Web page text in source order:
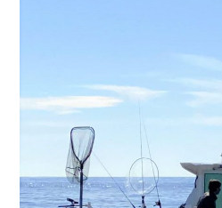
新艇・展示艇情報
求人情報